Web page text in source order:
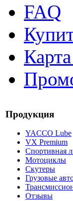
FAQ
Продукция
YACCO Lube
VX Premium
Спортивная
Мотоциклы
Скутеры
Грузовые
Отзывы